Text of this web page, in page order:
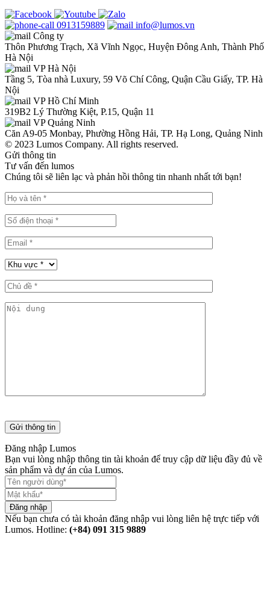
0913159889
info@lumos.vn
Công ty
Thôn Phương Trạch, Xã Vĩnh Ngọc, Huyện Đông Anh, Thành Phố
Hà Nội
VP Hà Nội
Tầng 5, Tòa nhà Luxury, 59 Võ Chí Công, Quận Cầu Giấy, TP. Hà
Nội
VP Hồ Chí Minh
319B2 Lý Thường Kiệt, P.15, Quận 11
VP Quảng Ninh
Căn A9-05 Monbay, Phường Hồng Hải, TP. Hạ Long, Quảng Ninh
© 2023 Lumos Company. All rights reserved.
Gửi thông tin
Tư vấn đến lumos
Chúng tôi sẽ liên lạc và phản hồi thông tin nhanh nhất tới bạn!
Đăng nhập Lumos
Bạn vui lòng nhập thông tin tài khoản để truy cập dữ liệu đầy đủ về
sản phẩm và dự án của Lumos.
Đăng nhập
Nếu bạn chưa có tài khoản đăng nhập vui lòng liên hệ trực tiếp với
Lumos. Hotline: (+84) 091 315 9889